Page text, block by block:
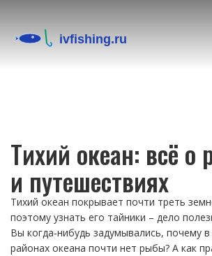
Тихий океан: всё о
и путешествиях
Тихий океан покрывает почти треть
поэтому узнать его тайники – дело
Вы когда‑нибудь задумывались, почему
районах океана почти нет рыбы? А как